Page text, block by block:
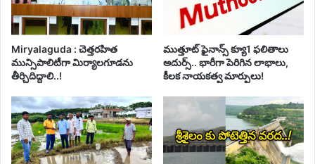
Miryalaguda : చెత్తరహిత
మున్సిపాలిటీగా మిర్యాలగూడను
తీర్చిదిద్దాలి..!
ముత్తూట్ ఫైనాన్స్ క్యూ1 ఫలితాలు
అదుర్స్.. భారీగా పెరిగిన లాభాలు,
కీలక నాయకత్వ మార్పులు!